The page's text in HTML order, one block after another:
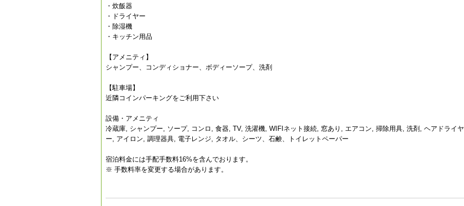
・炊飯器
・ドライヤー
・除湿機
・キッチン用品
【アメニティ】
シャンプー、コンディショナー、ボディーソープ、洗剤
【駐車場】
近隣コインパーキングをご利用下さい
設備・アメニティ
冷蔵庫, シャンプー, ソープ, コンロ, 食器, TV, 洗濯機, WIFIネット接続, 窓あり, エアコン, 掃除用具, 洗剤, ヘアドライヤ
ー, アイロン, 調理器具, 電子レンジ, タオル、シーツ、石鹸、トイレットペーパー
宿泊料金には手配手数料16%を含んでおります。
※ 手数料率を変更する場合があります。